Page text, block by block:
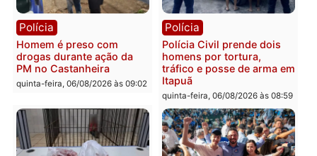
Polícia
Homem é esfaqueado no
tórax durante briga com
vizinho no bairro Ulysses
quinta-feira, 06/08/2026 às 09:24
Polícia
Três suspeitos ligados a
facção criminosa são
presos por receptação e
adulteração de veículos
em Porto Velho
quinta-feira, 06/08/2026 às